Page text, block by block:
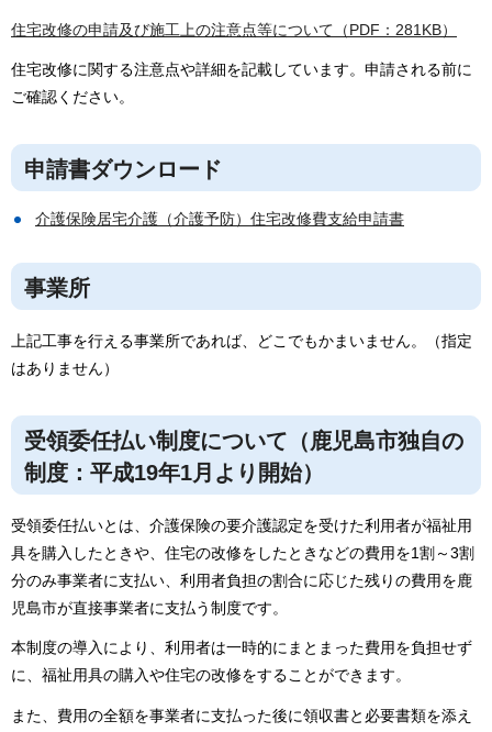
住宅改修の申請及び施工上の注意点等について（PDF：281KB）
住宅改修に関する注意点や詳細を記載しています。申請される前に
ご確認ください。
申請書ダウンロード
介護保険居宅介護（介護予防）住宅改修費支給申請書
事業所
上記工事を行える事業所であれば、どこでもかまいません。（指定
はありません）
受領委任払い制度について（鹿児島市独自の
制度：平成19年1月より開始）
受領委任払いとは、介護保険の要介護認定を受けた利用者が福祉用
具を購入したときや、住宅の改修をしたときなどの費用を1割～3割
分のみ事業者に支払い、利用者負担の割合に応じた残りの費用を鹿
児島市が直接事業者に支払う制度です。
本制度の導入により、利用者は一時的にまとまった費用を負担せず
に、福祉用具の購入や住宅の改修をすることができます。
また、費用の全額を事業者に支払った後に領収書と必要書類を添え